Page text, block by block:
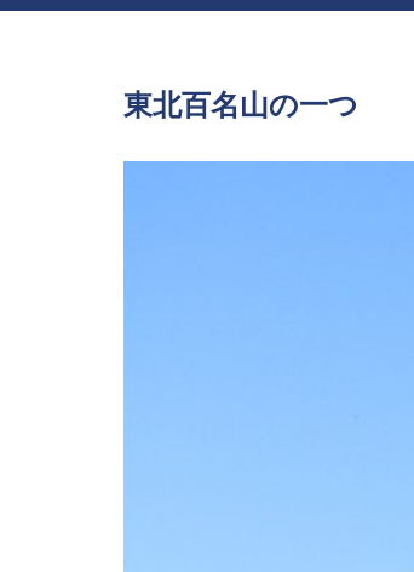
東北百名山の一つ